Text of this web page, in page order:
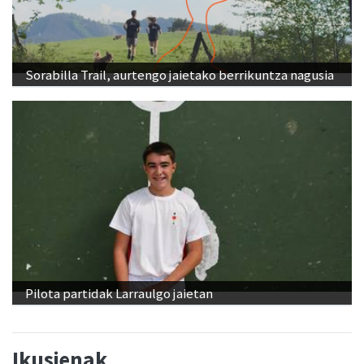
Sorabilla Trail, aurtengo jaietako berrikuntza nagusia
Pilota partidak Larraulgo jaietan